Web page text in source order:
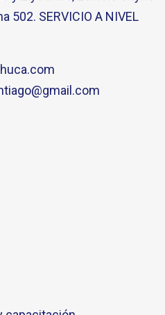
502. SERVICIO A NIVEL